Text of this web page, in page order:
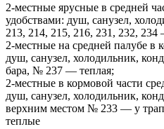
2-местные ярусные в средней
удобствами: душ, санузел,
213, 214, 215, 216, 231, 232,
2-местные на средней палубе в
душ, санузел, холодильник,
бара, № 237 — теплая;
2-местные в кормовой части
душ, санузел, холодильник,
верхним местом № 233 — у
теплые